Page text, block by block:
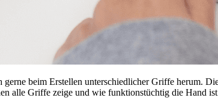
beim Erstellen unterschiedlicher Griffe herum.
alle Griffe zeige und wie funktionstüchtig die Hand